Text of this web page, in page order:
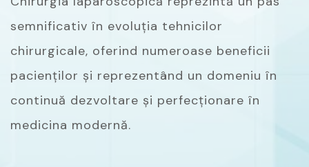
semnificativ în evoluția tehnicilor
chirurgicale, oferind numeroase beneficii
pacienților și reprezentând un domeniu în
continuă dezvoltare și perfecționare în
medicina modernă.